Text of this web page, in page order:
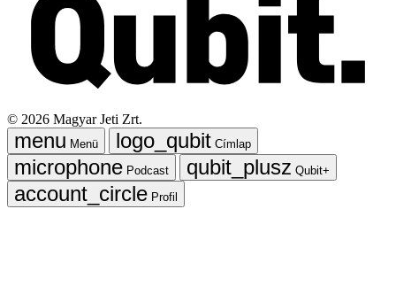
© 2026 Magyar Jeti Zrt.
Menü
Címlap
Podcast
Qubit+
Profil